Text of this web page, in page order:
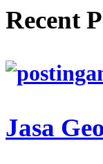
Recent
Jasa